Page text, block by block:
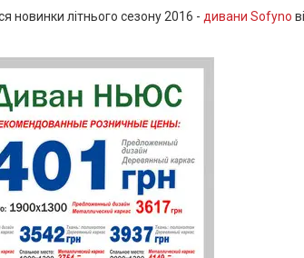
новинки літнього сезону 2016 - дивани Sofyno